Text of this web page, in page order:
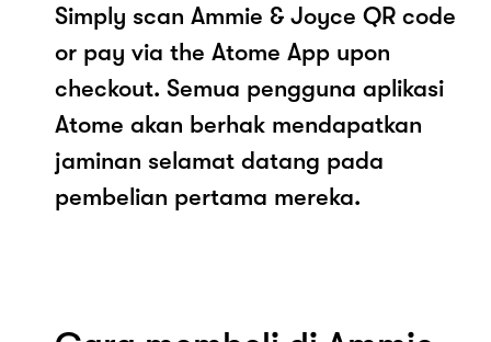
Simply scan Ammie & Joyce QR code
or pay via the Atome App upon
checkout. Semua pengguna aplikasi
Atome akan berhak mendapatkan
jaminan selamat datang pada
pembelian pertama mereka.